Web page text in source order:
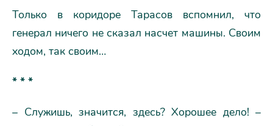
Только в коридоре Тарасов вспомнил, что
генерал ничего не сказал насчет машины. Своим
ходом, так своим…
* * *
– Служишь, значится, здесь? Хорошее дело! –